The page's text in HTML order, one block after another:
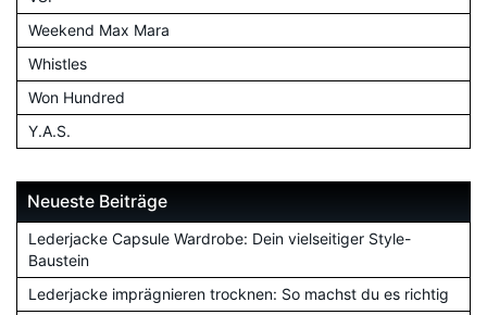
Weekend Max Mara
Whistles
Won Hundred
Y.A.S.
Neueste Beiträge
Lederjacke Capsule Wardrobe: Dein vielseitiger Style-
Baustein
Lederjacke imprägnieren trocknen: So machst du es richtig